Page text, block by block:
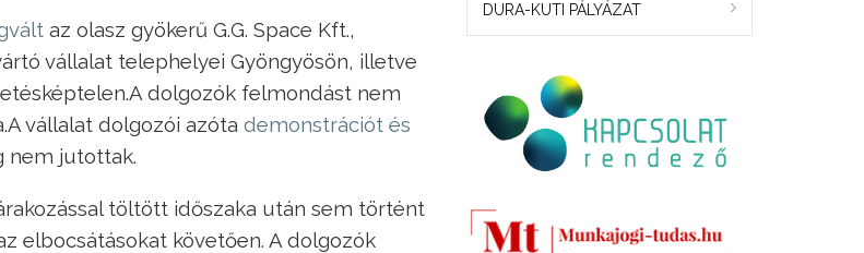
az olasz gyökerű G.G. Space Kft.,
vállalat telephelyei Gyöngyösön, illetve
A dolgozók felmondást nem
A vállalat dolgozói azóta demonstrációt és
nem jutottak.
töltött időszaka után sem történt
elbocsátásokat követően. A dolgozók
DURA-KUTI PÁLYÁZAT